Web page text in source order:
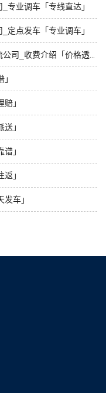
专业调车「专线直达」
定点发车「专业调车」
」
」
」
」
车」